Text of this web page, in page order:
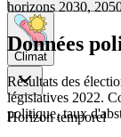
Climat
Horizon temporel
horizons 2030,
Données
Résultats des
législatives 2022.
politique, taux